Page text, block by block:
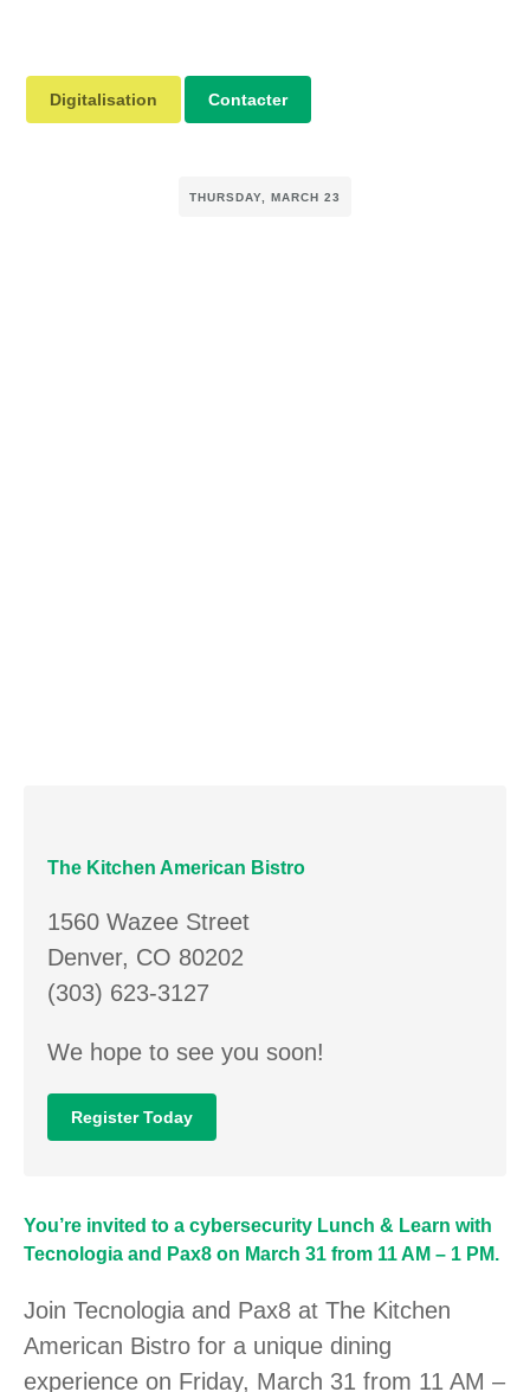
Digitalisation Contacter
THURSDAY, MARCH 23
The Kitchen American Bistro
1560 Wazee Street
Denver, CO 80202
(303) 623-3127
We hope to see you soon!
Register Today
You’re invited to a cybersecurity Lunch & Learn with
Tecnologia and Pax8 on March 31 from 11 AM – 1 PM.
Join Tecnologia and Pax8 at The Kitchen
American Bistro for a unique dining
experience on Friday, March 31 from 11 AM –